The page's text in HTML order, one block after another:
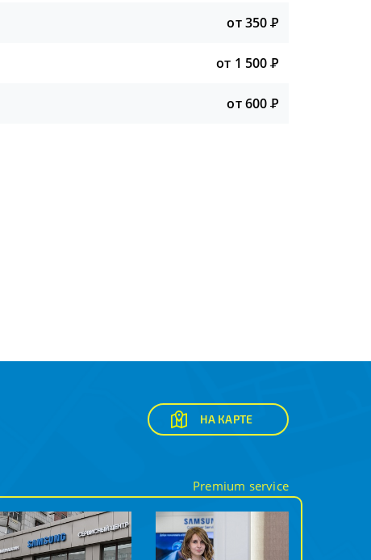
от 350Р
от 1 500Р
от 600Р
НА КАРТЕ
Premium service